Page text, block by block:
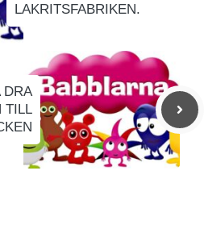
LAKRITSFABRIKEN.
DRA
TILL